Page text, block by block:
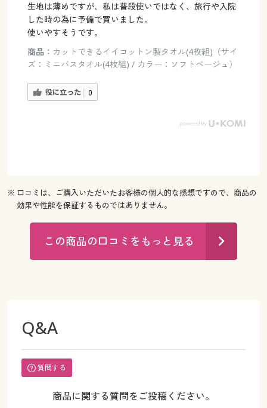
生地は薄めですが、私は普段使いではなく、旅行や入院
した時の為に予備で買いました。
使いやすそうです。
商品： カットできるイイコットン製タオル(4枚組)（サイ
ズ：ミニバスタオル(4枚組) / カラー：ソフトベージュ）
役に立った 0
※ 口コミは、ご購入いただいたお客様の個人的な感想ですので、商品の
効果や性能を保証するものではありません。
この商品の口コミをもっと見る
Q&A
質問する
商品に関する質問をご投稿ください。